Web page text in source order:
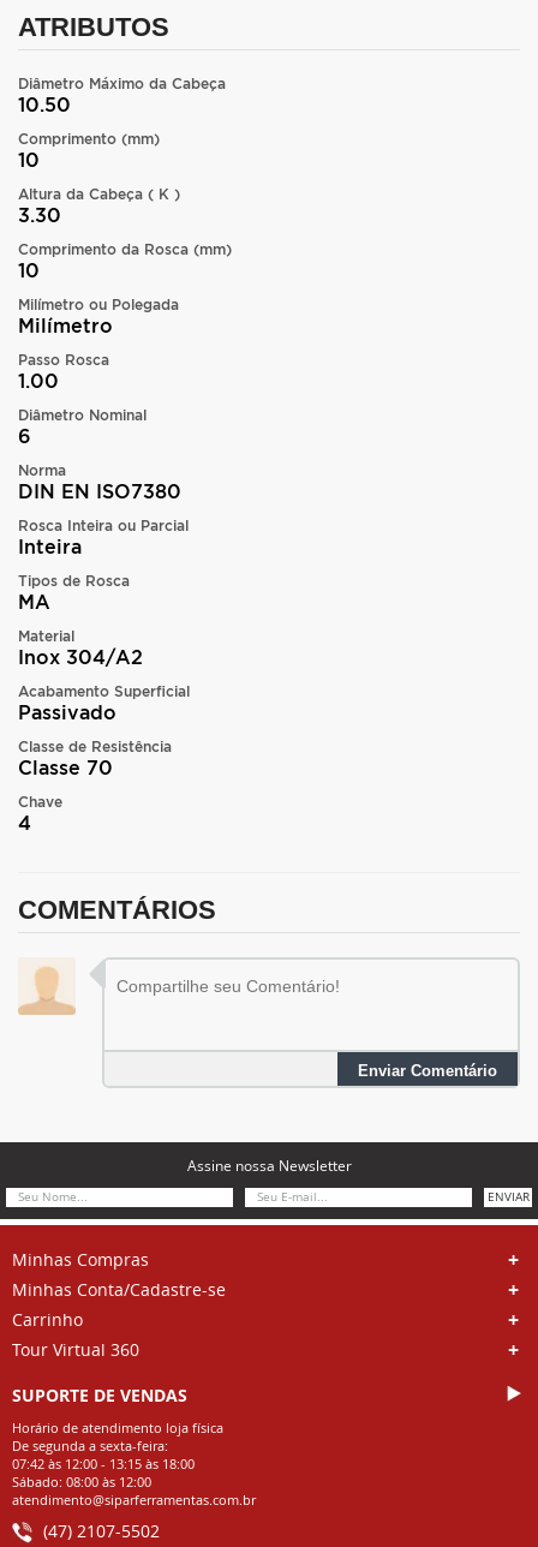
ATRIBUTOS
Diâmetro Máximo da Cabeça
10.50
Comprimento (mm)
10
Altura da Cabeça ( K )
3.30
Comprimento da Rosca (mm)
10
Milímetro ou Polegada
Milímetro
Passo Rosca
1.00
Diâmetro Nominal
6
Norma
DIN EN ISO7380
Rosca Inteira ou Parcial
Inteira
Tipos de Rosca
MA
Material
Inox 304/A2
Acabamento Superficial
Passivado
Classe de Resistência
Classe 70
Chave
4
COMENTÁRIOS
Enviar Comentário
Assine nossa Newsletter
ENVIAR
Minhas Compras
Minhas Conta/Cadastre-se
Carrinho
Tour Virtual 360
SUPORTE DE VENDAS
Horário de atendimento loja física
De segunda a sexta-feira:
07:42 às 12:00 - 13:15 às 18:00
Sábado: 08:00 às 12:00
atendimento@siparferramentas.com.br
(47) 2107-5502